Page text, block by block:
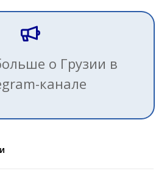
о Грузии в
канале